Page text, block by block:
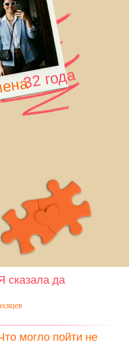
32 года
сказала да
могло пойти не